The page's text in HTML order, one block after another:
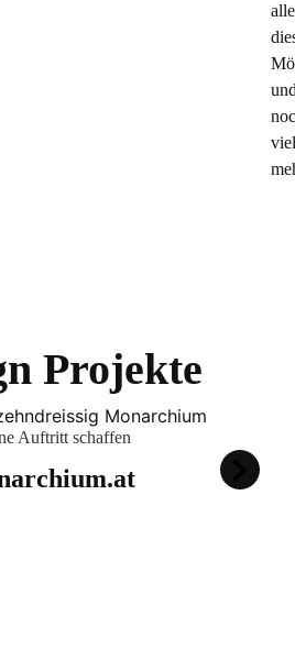
alle
Projekte
Auftritt schaffen